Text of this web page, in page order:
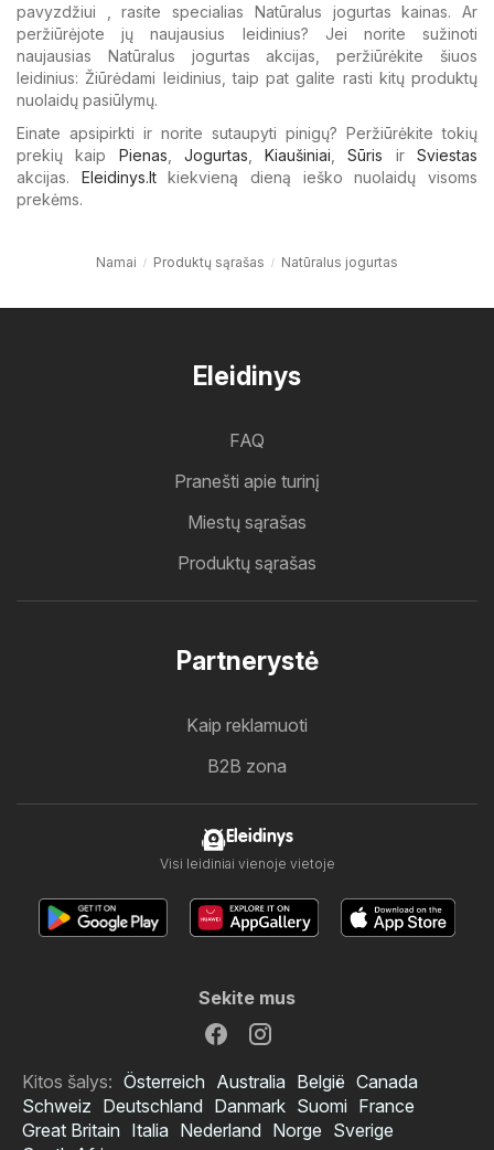
pavyzdžiui , rasite specialias Natūralus jogurtas kainas. Ar
peržiūrėjote jų naujausius leidinius? Jei norite sužinoti
naujausias Natūralus jogurtas akcijas, peržiūrėkite šiuos
leidinius: Žiūrėdami leidinius, taip pat galite rasti kitų produktų
nuolaidų pasiūlymų.
Einate apsipirkti ir norite sutaupyti pinigų? Peržiūrėkite tokių
prekių kaip Pienas Jogurtas ,Kiaušiniai ,Sūris irSviestas
akcijas. Eleidinys.ltkiekvieną dieną ieško nuolaidų visoms
prekėms.
Namai Produktų sąrašas Natūralus jogurtas
Eleidinys
FAQ
Pranešti apie turinį
Miestų sąrašas
Produktų sąrašas
Partnerystė
Kaip reklamuoti
B2B zona
Eleidinys
Visi leidiniai vienoje vietoje
Sekite mus
Kitos šalys: Österreich Australia België Canada
Schweiz Deutschland Danmark Suomi France
Great Britain Italia Nederland Norge Sverige